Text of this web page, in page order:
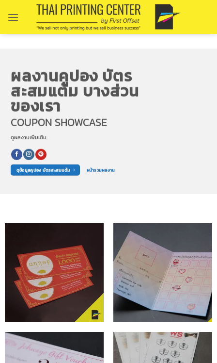
ผลงานคูปอง บัตร
สะสมแต้ม บางส่วน
ของเรา
COUPON SHOWCASE
ดูผลงานเพิ่มเติม:
ดูข้อมูลคูปอง บัตรสะสมแต้ม หน้ารวมผลงาน